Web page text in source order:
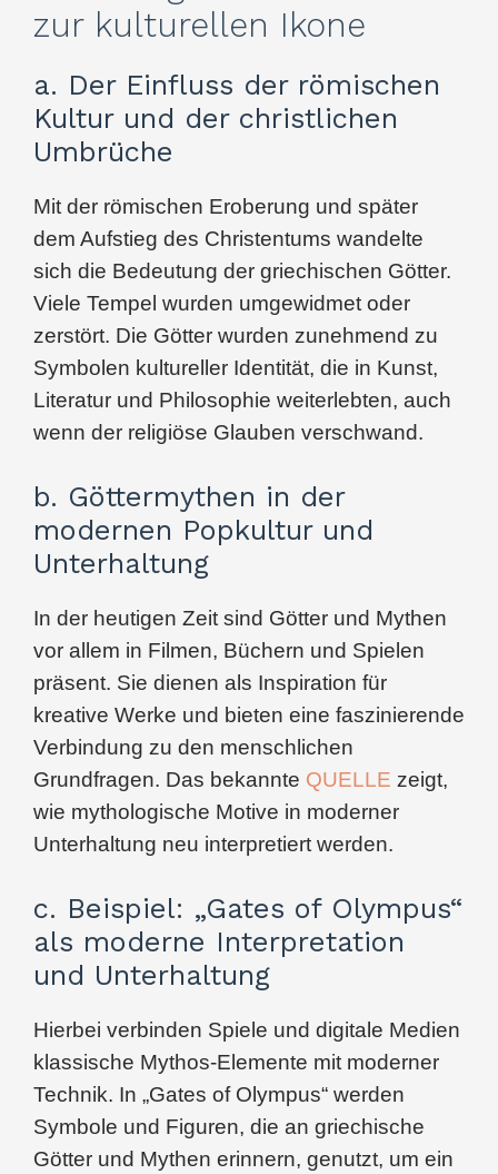
zur kulturellen Ikone
a. Der Einfluss der römischen
Kultur und der christlichen
Umbrüche
Mit der römischen Eroberung und später
dem Aufstieg des Christentums wandelte
sich die Bedeutung der griechischen Götter.
Viele Tempel wurden umgewidmet oder
zerstört. Die Götter wurden zunehmend zu
Symbolen kultureller Identität, die in Kunst,
Literatur und Philosophie weiterlebten, auch
wenn der religiöse Glauben verschwand.
b. Göttermythen in der
modernen Popkultur und
Unterhaltung
In der heutigen Zeit sind Götter und Mythen
vor allem in Filmen, Büchern und Spielen
präsent. Sie dienen als Inspiration für
kreative Werke und bieten eine faszinierende
Verbindung zu den menschlichen
Grundfragen. Das bekannte QUELLE zeigt,
wie mythologische Motive in moderner
Unterhaltung neu interpretiert werden.
c. Beispiel: „Gates of Olympus“
als moderne Interpretation
und Unterhaltung
Hierbei verbinden Spiele und digitale Medien
klassische Mythos-Elemente mit moderner
Technik. In „Gates of Olympus“ werden
Symbole und Figuren, die an griechische
Götter und Mythen erinnern, genutzt, um ein